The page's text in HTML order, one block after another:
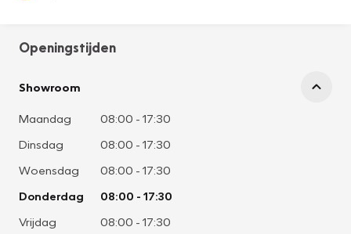
Openingstijden
Showroom
Maandag 08:00 - 17:30
Dinsdag
08:00 - 17:30
Woensdag
08:00 - 17:30
Donderdag
08:00 - 17:30
Vrijdag
08:00 - 17:30